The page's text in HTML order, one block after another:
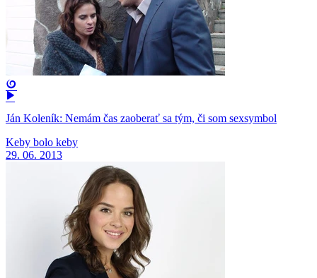
Ján Koleník: Nemám čas zaoberať sa tým, či som sexsymbol
Keby bolo keby
29. 06. 2013